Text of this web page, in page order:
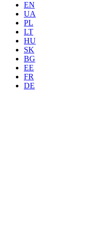
EN
UA
PL
LT
HU
SK
BG
EE
FR
DE